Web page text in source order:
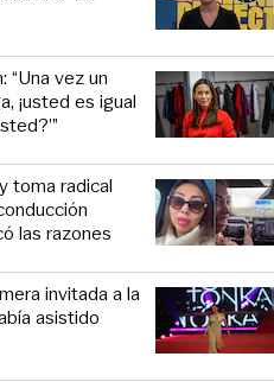
vez un
¡usted es igual
toma radical
las razones
invitada a la
asistido